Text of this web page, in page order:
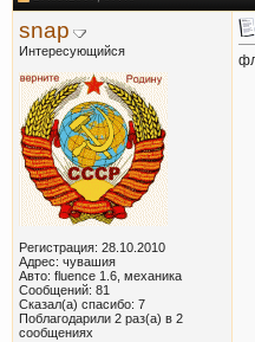
snap
Интересующийся
Регистрация: 28.10.2010
Адрес: чувашия
Авто: fluence 1.6, механика
Сообщений: 81
Сказал(а) спасибо: 7
Поблагодарили 2 раз(а) в 2
сообщениях